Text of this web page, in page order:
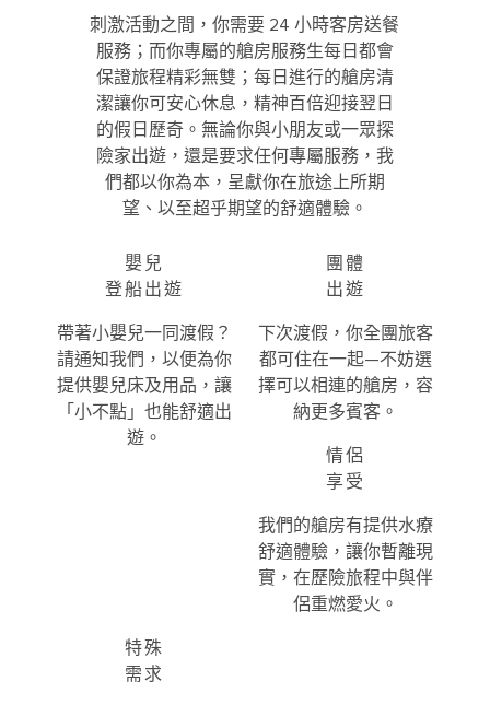
刺激活動之間，你需要 24 小時客房送餐
服務；而你專屬的艙房服務生每日都會
保證旅程精彩無雙；每日進行的艙房清
潔讓你可安心休息，精神百倍迎接翌日
的假日歷奇。無論你與小朋友或一眾探
險家出遊，還是要求任何專屬服務，我
們都以你為本，呈獻你在旅途上所期
望、以至超乎期望的舒適體驗。
嬰兒
登船出遊
帶著小嬰兒一同渡假？
請通知我們，以便為你
提供嬰兒床及用品，讓
「小不點」也能舒適出
遊。
團體
出遊
下次渡假，你全團旅客
都可住在一起—不妨選
擇可以相連的艙房，容
納更多賓客。
情侶
享受
我們的艙房有提供水療
舒適體驗，讓你暫離現
實，在歷險旅程中與伴
侶重燃愛火。
特殊
需求